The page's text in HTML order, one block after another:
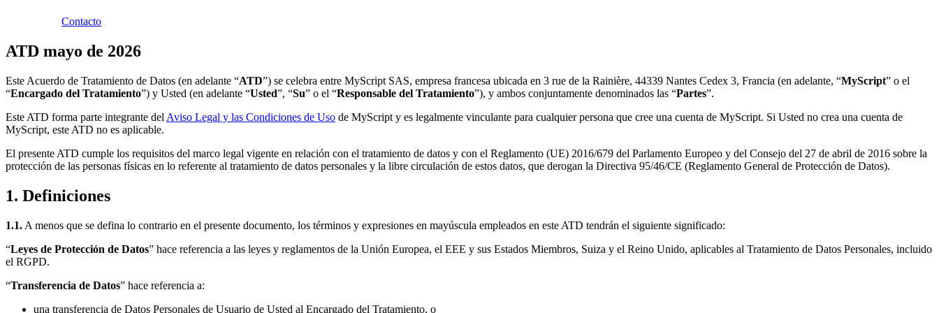
Contacto
ATD mayo de 2026
Este Acuerdo de Tratamiento de Datos (en adelante “ATD”) se celebra entre MyScript SAS, empresa francesa ubicada en 3 rue de la Rainière, 44339 Nantes Cedex 3, Francia (en adelante, “MyScript” o el
“Encargado del Tratamiento”) y Usted (en adelante “Usted”, “Su” o el “Responsable del Tratamiento”), y ambos conjuntamente denominados las “Partes”.
Este ATD forma parte integrante del Aviso Legal y las Condiciones de Uso de MyScript y es legalmente vinculante para cualquier persona que cree una cuenta de MyScript. Si Usted no crea una cuenta de
MyScript, este ATD no es aplicable.
El presente ATD cumple los requisitos del marco legal vigente en relación con el tratamiento de datos y con el Reglamento (UE) 2016/679 del Parlamento Europeo y del Consejo del 27 de abril de 2016 sobre la
protección de las personas físicas en lo referente al tratamiento de datos personales y la libre circulación de estos datos, que derogan la Directiva 95/46/CE (Reglamento General de Protección de Datos).
1. Definiciones
1.1. A menos que se defina lo contrario en el presente documento, los términos y expresiones en mayúscula empleados en este ATD tendrán el siguiente significado:
“Leyes de Protección de Datos” hace referencia a las leyes y reglamentos de la Unión Europea, el EEE y sus Estados Miembros, Suiza y el Reino Unido, aplicables al Tratamiento de Datos Personales, incluido
el RGPD.
“Transferencia de Datos” hace referencia a:
una transferencia de Datos Personales de Usuario de Usted al Encargado del Tratamiento, o